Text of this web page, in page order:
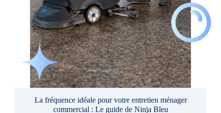
La fréquence idéale pour votre entretien ménager
commercial : Le guide de Ninja Bleu